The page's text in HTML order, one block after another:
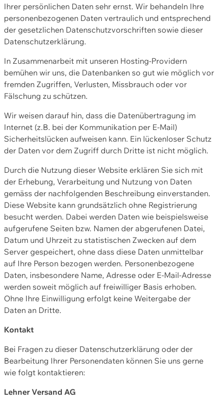
Ihrer persönlichen Daten sehr ernst. Wir behandeln Ihre
personenbezogenen Daten vertraulich und entsprechend
der gesetzlichen Datenschutzvorschriften sowie dieser
Datenschutzerklärung.
In Zusammenarbeit mit unseren Hosting-Providern
bemühen wir uns, die Datenbanken so gut wie möglich vor
fremden Zugriffen, Verlusten, Missbrauch oder vor
Fälschung zu schützen.
Wir weisen darauf hin, dass die Datenübertragung im
Internet (z.B. bei der Kommunikation per E-Mail)
Sicherheitslücken aufweisen kann. Ein lückenloser Schutz
der Daten vor dem Zugriff durch Dritte ist nicht möglich.
Durch die Nutzung dieser Website erklären Sie sich mit
der Erhebung, Verarbeitung und Nutzung von Daten
gemäss der nachfolgenden Beschreibung einverstanden.
Diese Website kann grundsätzlich ohne Registrierung
besucht werden. Dabei werden Daten wie beispielsweise
aufgerufene Seiten bzw. Namen der abgerufenen Datei,
Datum und Uhrzeit zu statistischen Zwecken auf dem
Server gespeichert, ohne dass diese Daten unmittelbar
auf Ihre Person bezogen werden. Personenbezogene
Daten, insbesondere Name, Adresse oder E-Mail-Adresse
werden soweit möglich auf freiwilliger Basis erhoben.
Ohne Ihre Einwilligung erfolgt keine Weitergabe der
Daten an Dritte.
Kontakt
Bei Fragen zu dieser Datenschutzerklärung oder der
Bearbeitung Ihrer Personendaten können Sie uns gerne
wie folgt kontaktieren:
Lehner Versand AG